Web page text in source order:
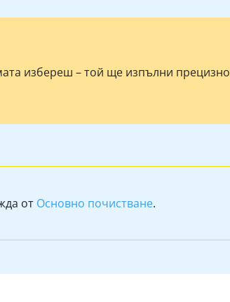
избереш – той ще изпълни прецизно
от Основно почистване.